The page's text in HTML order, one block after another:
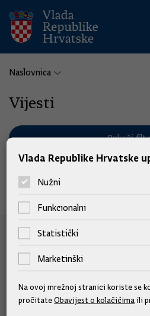
Naslovnica
Vijesti
Prikaži
Nema pronađenih vijesti.
e-Građani
e-Građani
e-Savjetovanja
Portal otvorenih podataka RH
Vlada Republike Hrvatske
Nužni
Funkcionalni
Statistički
Marketinški
Na ovoj mrežnoj stranici koriste se
pročitateObavijest o kolačićima ili